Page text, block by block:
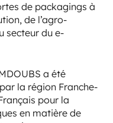
de packagings à
de l’agro-
secteur du e-
a été
la région Franche-
pour la
en matière de